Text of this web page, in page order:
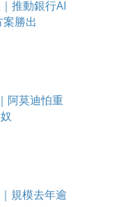
推動銀行AI
勝出
阿莫迪怕重
規模去年逾